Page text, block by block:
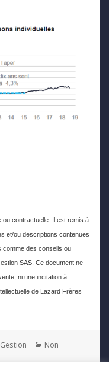
ou contractuelle. Il est remis à
et/ou descriptions contenues
comme des conseils ou
SAS. Ce document ne
ni une incitation à
de Lazard Frères
Categories
Non